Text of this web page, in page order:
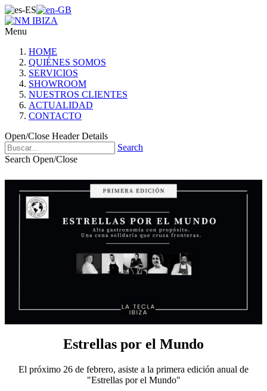
Menu
HOME
QUIÉNES SOMOS
SERVICIOS
SHOWROOM
NUESTROS CLIENTES
ACTUALIDAD
CONTACTO
Open/Close Header Details
Search
Search Open/Close
Estrellas por el Mundo
El próximo 26 de febrero, asiste a la primera edición anual de
"Estrellas por el Mundo"